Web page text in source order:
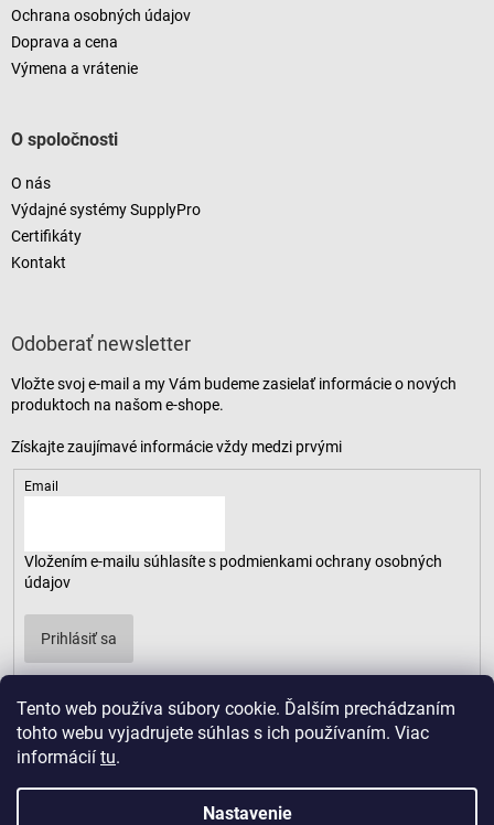
Tento web používa súbory cookie. Ďalším prechádzaním
tohto webu vyjadrujete súhlas s ich používaním. Viac
informácií tu.
Nastavenie
Ochrana osobných údajov
Doprava a cena
Výmena a vrátenie
O spoločnosti
O nás
Výdajné systémy SupplyPro
Certifikáty
Kontakt
Odoberať newsletter
Vložte svoj e-mail a my Vám budeme zasielať informácie o nových
produktoch na našom e-shope.
Email
Vložením e-mailu súhlasíte s podmienkami ochrany osobných
údajov
Prihlásiť sa